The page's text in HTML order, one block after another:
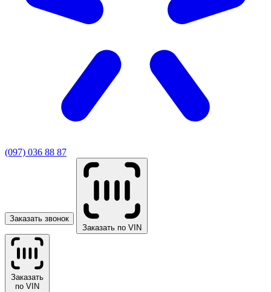
(097) 036 88 87
Заказать звонок
Заказать по VIN
Заказать
по VIN